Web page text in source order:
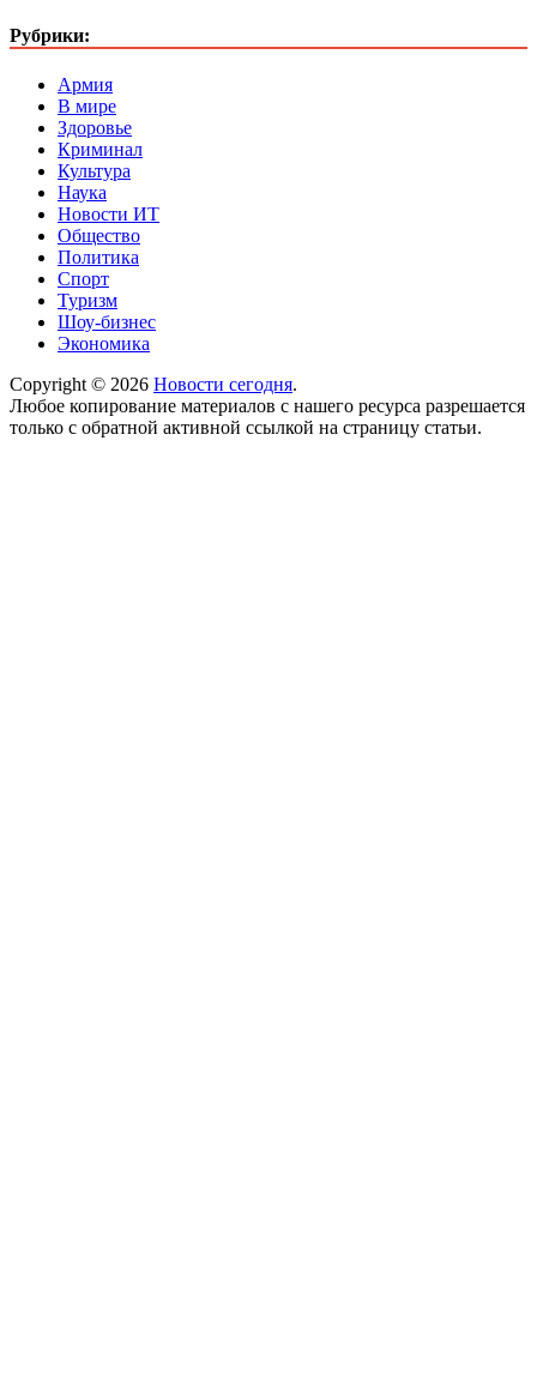
Рубрики:
Армия
В мире
Здоровье
Криминал
Культура
Наука
Новости ИТ
Общество
Политика
Спорт
Туризм
Шоу-бизнес
Экономика
Copyright © 2026 Новости сегодня.
Любое копирование материалов с нашего ресурса разрешается
только с обратной активной ссылкой на страницу статьи.